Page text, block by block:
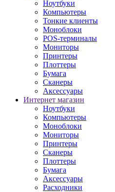
Ноутбуки
Компьютеры
Тонкие клиенты
Моноблоки
POS-терминалы
Мониторы
Принтеры
Плоттеры
Бумага
Сканеры
Аксессуары
Интернет магазин
Ноутбуки
Компьютеры
Моноблоки
Мониторы
Принтеры
Сканеры
Плоттеры
Бумага
Аксессуары
Расходники